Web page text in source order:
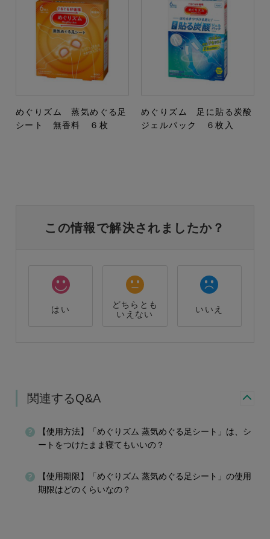
めぐりズム 蒸気めぐる足
シート 無香料 ６枚
めぐりズム 足に貼る炭酸
ジェルパック ６枚入
この情報で解決されましたか？
はい
どちらとも
いえない
いいえ
関連するQ&A
【使用方法】「めぐりズム 蒸気めぐる足シート」は、シ
ートをつけたまま寝てもいいの？
【使用期限】「めぐりズム 蒸気めぐる足シート」の使用
期限はどのくらいなの？